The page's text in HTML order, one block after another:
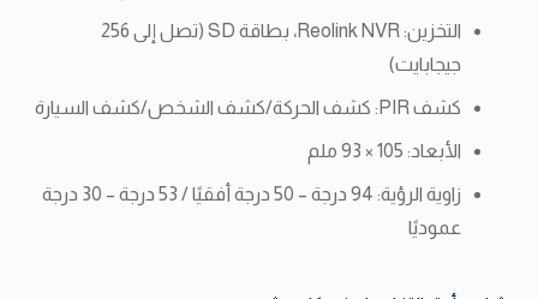
التخزين: Reolink NVR، بطاقة SD (تصل إلى 256
جيجابايت)
كشف PIR: كشف الحركة/كشف الشخص/كشف السيارة
الأبعاد: 105 × 93 ملم
زاوية الرؤية: 94 درجة – 50 درجة أفقيًا / 53 درجة – 30 درجة
عموديًا